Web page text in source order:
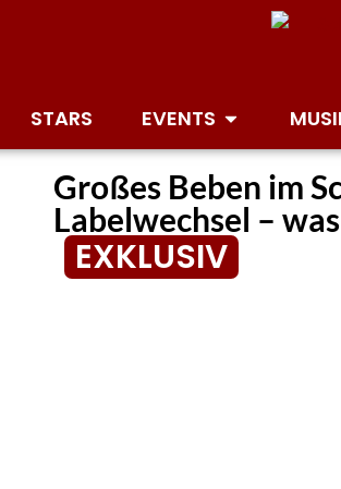
STARS EVENTS
Großes Beben im
Labelwechsel –
EXKLUSIV